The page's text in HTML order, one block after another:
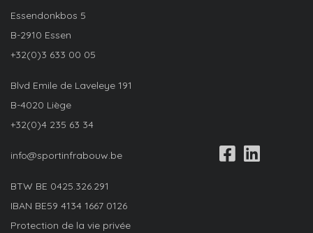
Essendonkbos 5
B-2910 Essen
+32(0)3 633 00 05
Blvd Emile de Laveleye 191
B-4020 Liège
+32(0)4 235 63 34
info@sportinfrabouw.be
BTW BE 0425.326.291
IBAN BE59 4134 1667 0126
Protection de la vie privée